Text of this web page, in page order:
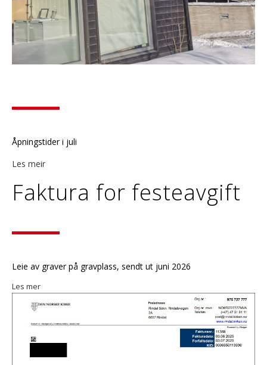
Åpningstider i juli
Les meir
Faktura for festeavgift
Leie av graver på gravplass, sendt ut juni 2026
Les mer